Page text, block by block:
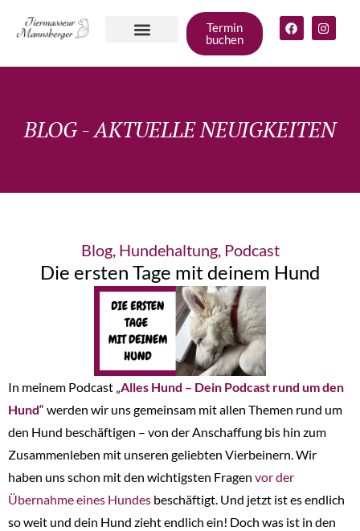
Termin
buchen
BLOG - AKTUELLE NEUIGKEITEN
Blog, Hundehaltung, Podcast
Die ersten Tage mit deinem Hund
In meinem Podcast „Alles Hund – Dein Podcast rund um den
Hund“ werden wir uns gemeinsam mit allen Themen rund um
den Hund beschäftigen – von der Anschaffung bis hin zum
Zusammenleben mit unseren geliebten Vierbeinern. Wir
haben uns schon mit den wichtigsten Fragen vor der
Übernahme eines Hundes beschäftigt. Und jetzt ist es endlich
so weit und dein Hund zieht endlich ein! Doch was ist in den